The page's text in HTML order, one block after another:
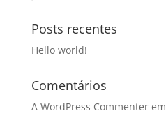
Posts recentes
Hello world!
Comentários
A WordPress Commenterem